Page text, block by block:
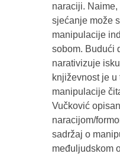
naraciji.
sjećanje može
manipulacije
sobom. Budući
narativizuje
književnost je u
manipulacije
Vučković
naracijom/
sadržaj o